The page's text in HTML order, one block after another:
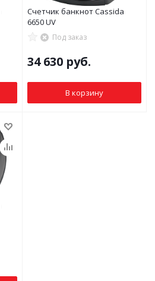
Счетчик банкнот Cassida
6650 UV
Под заказ
34 630 руб.
В корзину